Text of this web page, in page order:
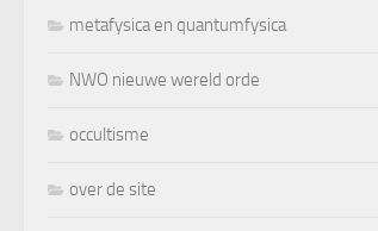
metafysica en quantumfysica
NWO nieuwe wereld orde
occultisme
over de site